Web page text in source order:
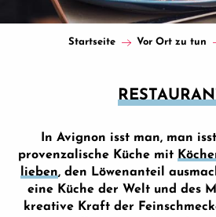
Startseite Vor Ort zu tun
In Avignon isst man, man
provenzalische Küche mit
lieben, den Löwenanteil
eine Küche der Welt und des
kreative Kraft der